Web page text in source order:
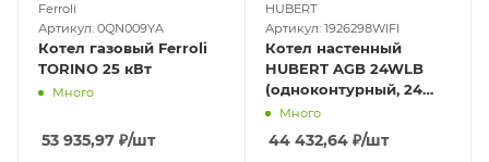
Ferroli
Артикул: 0QN009YA
Котел газовый Ferroli
TORINO 25 кВт
Много
53 935,97 ₽/шт
HUBERT
Артикул: 1926298WIFI
Котел настенный
HUBERT AGB 24WLB
(одноконтурный, 24
кВт, закрытая
камера)+датчик NTС,
Wi-Fi
Много
44 432,64₽/шт